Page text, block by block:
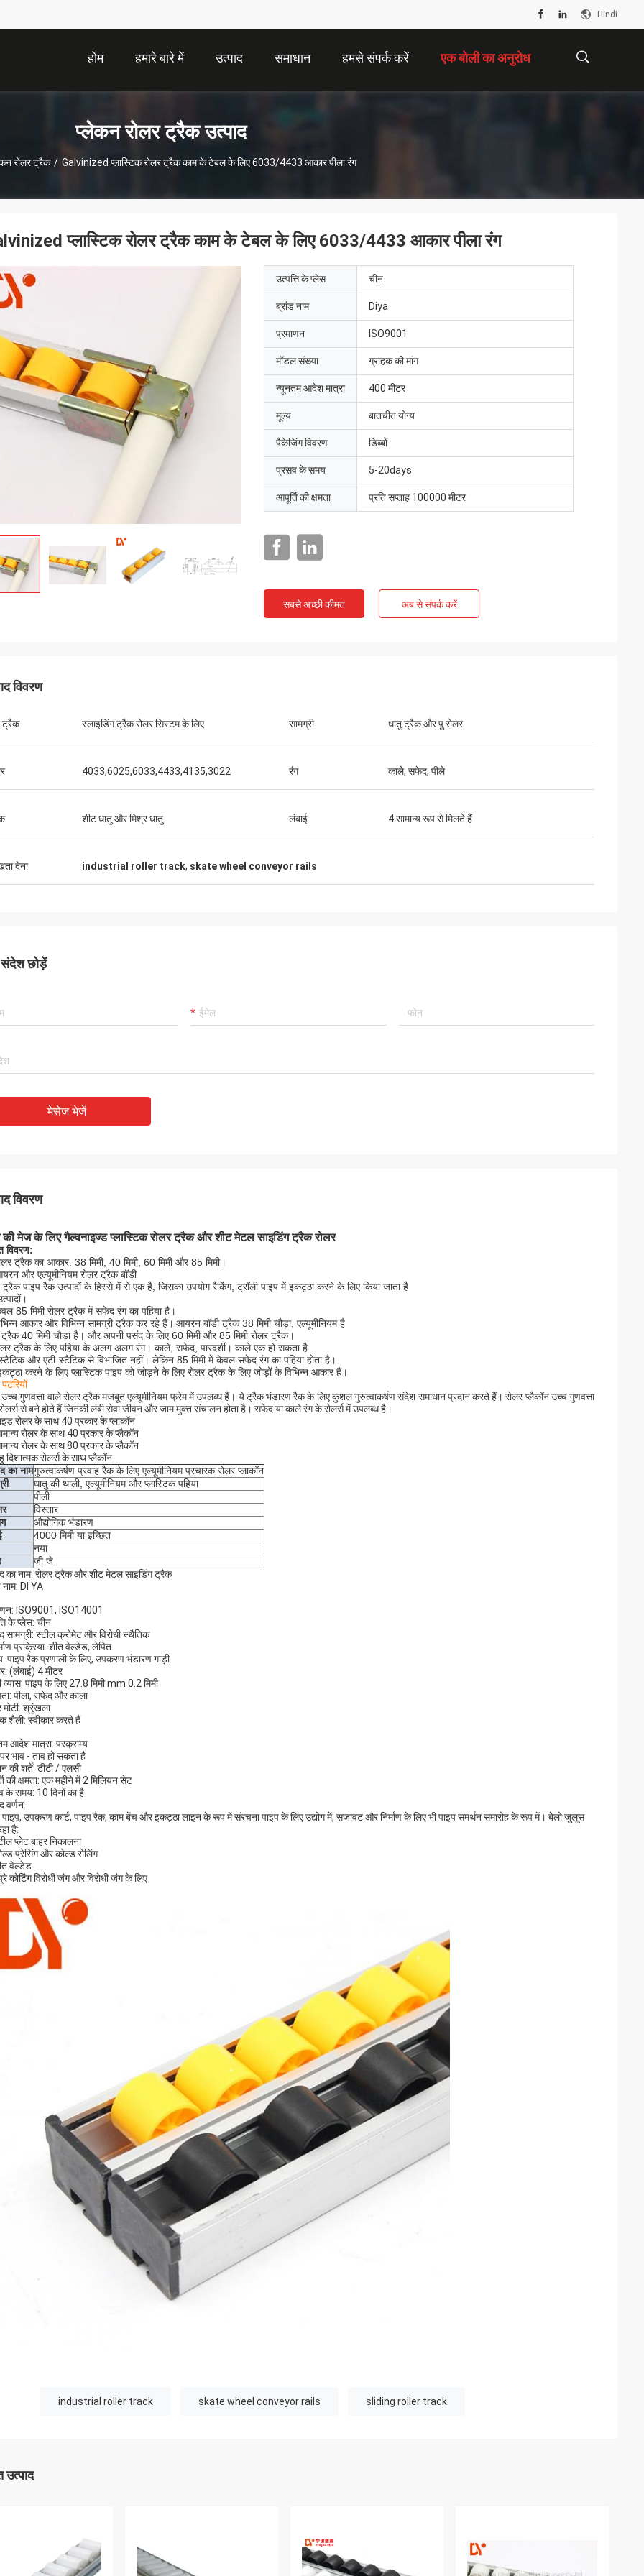
Hindi
होम हमारे बारे में उत्पाद समाधान हमसे संपर्क करें एक बोली का अनुरोध
प्लेकन रोलर ट्रैक उत्पाद
रोलर ट्रैक / Galvinized प्लास्टिक रोलर ट्रैक काम के टेबल के लिए 6033/4433 आकार पीला रंग
हूवेई दूरसंचार
सेवा कंपनी है
प्लास्टिक रोलर ट्रैक काम के टेबल के लिए 6033/4433 आकार पीला रंग
उत्पत्ति के प्लेस चीन
ब्रांड नाम Diya
प्रमाणन ISO9001
मॉडल संख्या ग्राहक की मांग
न्यूनतम आदेश मात्रा 400 मीटर
मूल्य बातचीत योग्य
पैकेजिंग विवरण डिब्बों
प्रसव के समय 5-20days
आपूर्ति की क्षमता प्रति सप्ताह 100000 मीटर
सबसे अच्छी कीमत अब से संपर्क करें
विवरण
ट्रैक स्लाइडिंग ट्रैक रोलर सिस्टम के लिए सामग्री धातु ट्रैक और पु रोलर
4033,6025,6033,4433,4135,3022 रंग काले, सफेद, पीले
शीट धातु और मिश्र धातु लंबाई 4 सामान्य रूप से मिलते हैं
देना industrial roller track, skate wheel conveyor rails
छोड़ें
मेसेज भेजें
विवरण
की मेज के लिए गैल्वनाइज्ड प्लास्टिक रोलर ट्रैक और शीट मेटल साइडिंग ट्रैक रोलर
विवरण:
ट्रैक का आकार: 38 मिमी, 40 मिमी, 60 मिमी और 85 मिमी।
और एल्यूमीनियम रोलर ट्रैक बॉडी
ट्रैक पाइप रैक उत्पादों के हिस्से में से एक है, जिसका उपयोग रैकिंग, ट्रॉली पाइप में इकट्ठा करने के लिए किया जाता है
85 मिमी रोलर ट्रैक में सफेद रंग का पहिया है।
आकार और विभिन्न सामग्री ट्रैक कर रहे हैं। आयरन बॉडी ट्रैक 38 मिमी चौड़ा, एल्यूमीनियम है
ट्रैक 40 मिमी चौड़ा है। और अपनी पसंद के लिए 60 मिमी और 85 मिमी रोलर ट्रैक।
ट्रैक के लिए पहिया के अलग अलग रंग। काले, सफेद, पारदर्शी। काले एक हो सकता है
और एंटी-स्टैटिक से विभाजित नहीं। लेकिन 85 मिमी में केवल सफेद रंग का पहिया होता है।
करने के लिए प्लास्टिक पाइप को जोड़ने के लिए रोलर ट्रैक के लिए जोड़ों के विभिन्न आकार हैं।
पटरियों
उच्च गुणवत्ता वाले रोलर ट्रैक मजबूत एल्यूमीनियम फ्रेम में उपलब्ध हैं। ये ट्रैक भंडारण रैक के लिए कुशल गुरुत्वाकर्षण संदेश समाधान प्रदान करते हैं। रोलर प्लैकॉन उच्च गुणवत्ता
से बने होते हैं जिनकी लंबी सेवा जीवन और जाम मुक्त संचालन होता है। सफेद या काले रंग के रोलर्स में उपलब्ध है।
रोलर के साथ 40 प्रकार के प्लाकॉन
रोलर के साथ 40 प्रकार के प्लैकॉन
रोलर के साथ 80 प्रकार के प्लैकॉन
दिशात्मक रोलर्स के साथ प्लैकॉन
का नामगुरुत्वाकर्षण प्रवाह रैक के लिए एल्यूमीनियम प्रचारक रोलर प्लाकॉन
धातु की थाली, एल्यूमीनियम और प्लास्टिक पहिया
पीली
विस्तार
औद्योगिक भंडारण
4000 मिमी या इच्छित
नया
जी जे
का नाम: रोलर ट्रैक और शीट मेटल साइडिंग ट्रैक
नाम: DI YA
ISO9001, ISO14001
के प्लेस: चीन
सामग्री: स्टील क्रोमेट और विरोधी स्थैतिक
प्रक्रिया: शीत वेल्डेड, लेपित
पाइप रैक प्रणाली के लिए, उपकरण भंडारण गाड़ी
(लंबाई) 4 मीटर
व्यास: पाइप के लिए 27.8 मिमी mm 0.2 मिमी
पीला, सफेद और काला
मोटी: श्रृंखला
शैली: स्वीकार करते हैं
आदेश मात्रा: परक्राम्य
भाव - ताव हो सकता है
की शर्तें: टीटी / एलसी
की क्षमता: एक महीने में 2 मिलियन सेट
के समय: 10 दिनों का है
वर्णन:
पाइप, उपकरण कार्ट, पाइप रैक, काम बेंच और इकट्ठा लाइन के रूप में संरचना पाइप के लिए उद्योग में, सजावट और निर्माण के लिए भी पाइप समर्थन समारोह के रूप में। बेलो जुलूस
है:
प्लेट बाहर निकालना
प्रेसिंग और कोल्ड रोलिंग
वेल्डेड
कोटिंग विरोधी जंग और विरोधी जंग के लिए
industrial roller track skate wheel conveyor rails sliding roller track